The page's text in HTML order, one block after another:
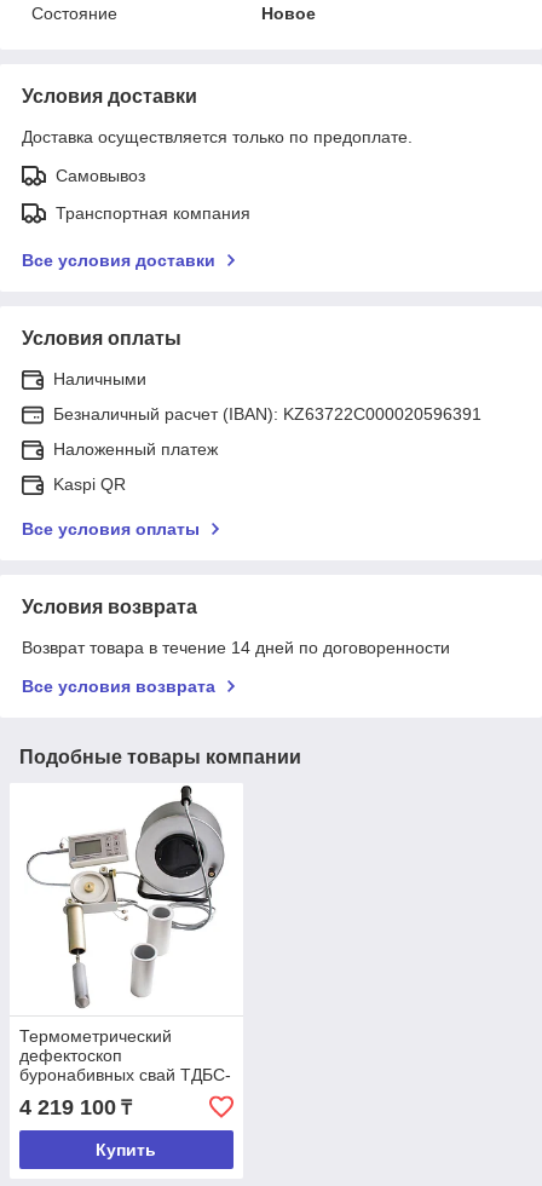
Состояние
Новое
Условия доставки
Доставка осуществляется только по предоплате.
Самовывоз
Транспортная компания
Все условия доставки
Условия оплаты
Наличными
Безналичный расчет (IBAN): KZ63722C000020596391
Наложенный платеж
Kaspi QR
Все условия оплаты
Условия возврата
Возврат товара в течение 14 дней по договоренности
Все условия возврата
Подобные товары компании
Термометрический
дефектоскоп
буронабивных свай ТДБС-
4 219 100 ₸
Купить